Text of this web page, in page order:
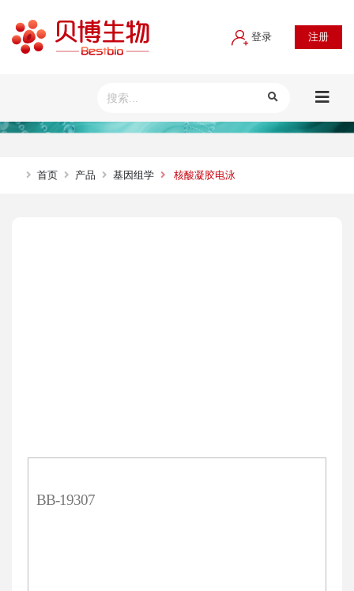
登录 注册
首页 产品 基因组学 核酸凝胶电泳
BB-19307